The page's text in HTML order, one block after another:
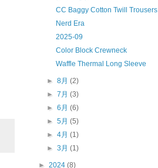
CC Baggy Cotton Twill Trousers
Nerd Era
2025-09
Color Block Crewneck
Waffle Thermal Long Sleeve
►8月(2)
►7月(3)
►6月(6)
►5月(5)
►4月(1)
►3月(1)
► 2024 (8)